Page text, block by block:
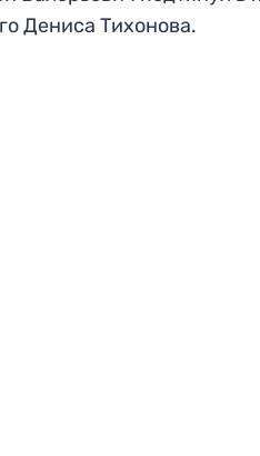
Дениса Тихонова.